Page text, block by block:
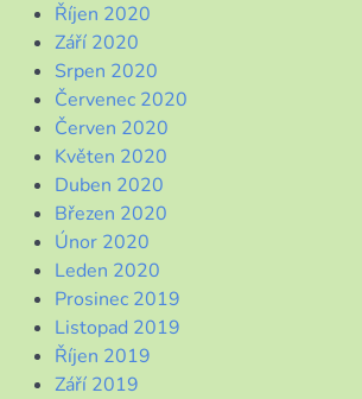
Říjen 2020
Září 2020
Srpen 2020
Červenec 2020
Červen 2020
Květen 2020
Duben 2020
Březen 2020
Únor 2020
Leden 2020
Prosinec 2019
Listopad 2019
Říjen 2019
Září 2019